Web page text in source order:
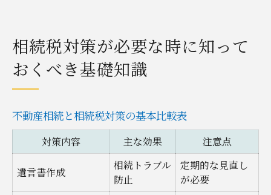
相続税対策が必要な時に知って
おくべき基礎知識
不動産相続と相続税対策の基本比較表
対策内容 主な効果 注意点
遺言書作成
相続トラブル
防止
定期的な見直し
が必要